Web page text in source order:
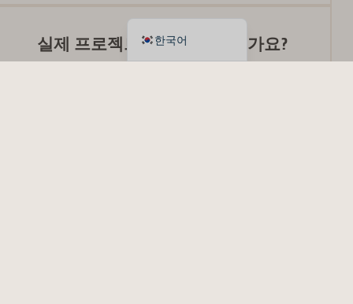
실제 프로젝트를 보고 싶으신가요?
한국어